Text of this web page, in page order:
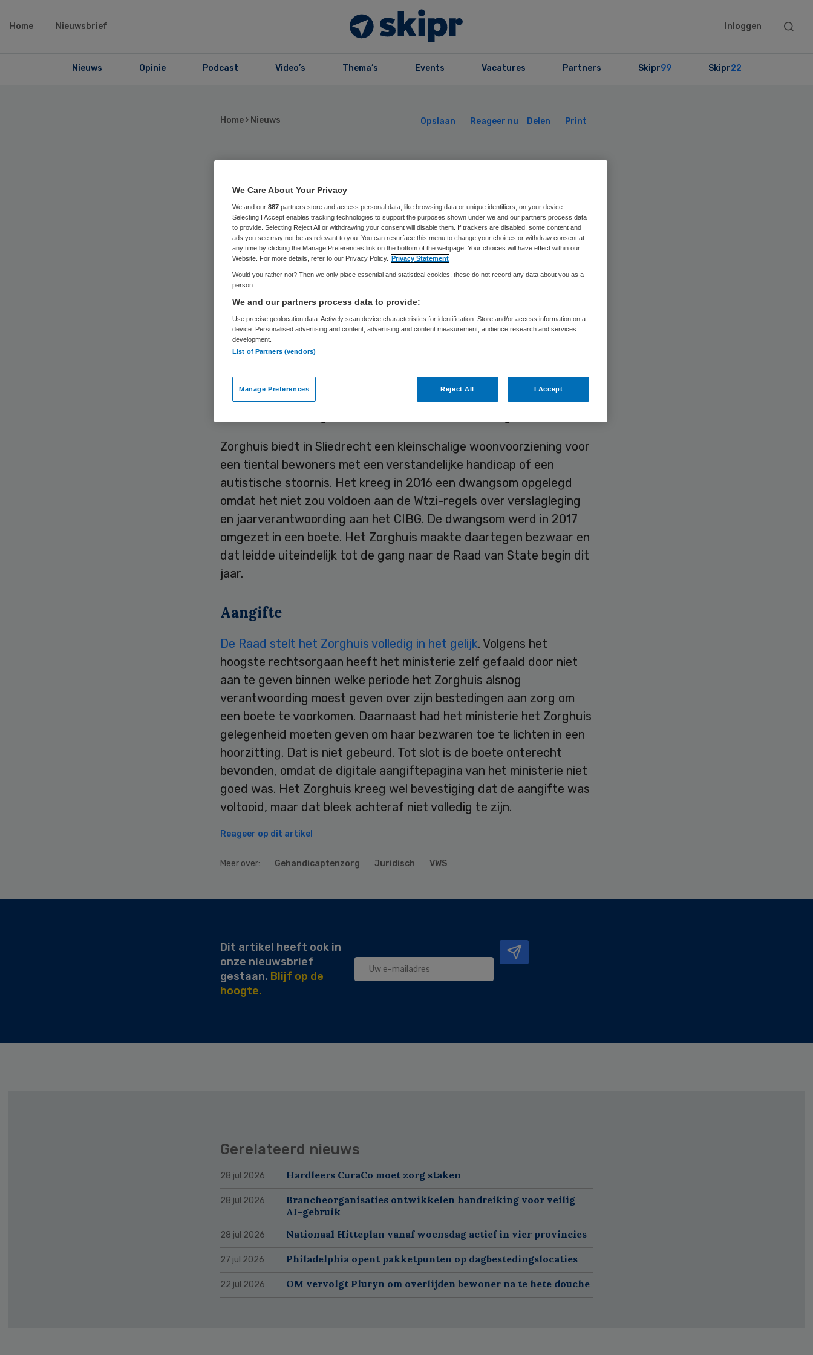
Home Nieuwsbrief Inloggen
Search
Nieuws Opinie Podcast Video’s Thema’s Events Vacatures Partners Skipr99 Skipr22
Home › Nieuws Opslaan Reageer nu Delen Print
Raad van State
schrapt boete voor
Zorghuis
Skipr Redactie 27 september 2018
boete van vijfduizend euro niet te betalen. Dat heeft de Raad van
State op 26 september bepaald in de zaak tussen Zorghuis
Zorghuis biedt in Sliedrecht een kleinschalige woonvoorziening voor
een tiental bewoners met een verstandelijke handicap of een
autistische stoornis. Het kreeg in 2016 een dwangsom opgelegd
omdat het niet zou voldoen aan de Wtzi-regels over verslagleging
en jaarverantwoording aan het CIBG. De dwangsom werd in 2017
omgezet in een boete. Het Zorghuis maakte daartegen bezwaar en
dat leidde uiteindelijk tot de gang naar de Raad van State begin dit
jaar.
Aangifte
De Raad stelt het Zorghuis volledig in het gelijk. Volgens het
hoogste rechtsorgaan heeft het ministerie zelf gefaald door niet
aan te geven binnen welke periode het Zorghuis alsnog
verantwoording moest geven over zijn bestedingen aan zorg om
een boete te voorkomen. Daarnaast had het ministerie het Zorghuis
gelegenheid moeten geven om haar bezwaren toe te lichten in een
hoorzitting. Dat is niet gebeurd. Tot slot is de boete onterecht
bevonden, omdat de digitale aangiftepagina van het ministerie niet
goed was. Het Zorghuis kreeg wel bevestiging dat de aangifte was
voltooid, maar dat bleek achteraf niet volledig te zijn.
Reageer op dit artikel
Meer over: Gehandicaptenzorg Juridisch VWS
Dit artikel heeft ook in
onze nieuwsbrief
gestaan. Blijf op de
hoogte.
Gerelateerd nieuws
28 jul 2026 Hardleers CuraCo moet zorg staken
28 jul 2026
Brancheorganisaties ontwikkelen handreiking voor veilig
AI-gebruik
28 jul 2026 Nationaal Hitteplan vanaf woensdag actief in vier provincies
27 jul 2026 Philadelphia opent pakketpunten op dagbestedingslocaties
22 jul 2026 OM vervolgt Pluryn om overlijden bewoner na te hete douche
We Care About Your Privacy
We and our 887 partners store and access personal data, like browsing data or unique identifiers, on your device.
Selecting I Accept enables tracking technologies to support the purposes shown under we and our partners process data
to provide. Selecting Reject All or withdrawing your consent will disable them. If trackers are disabled, some content and
ads you see may not be as relevant to you. You can resurface this menu to change your choices or withdraw consent at
any time by clicking the Manage Preferences link on the bottom of the webpage. Your choices will have effect within our
Website. For more details, refer to our Privacy Policy. Privacy Statement
Would you rather not? Then we only place essential and statistical cookies, these do not record any data about you as a
person
We and our partners process data to provide:
Use precise geolocation data. Actively scan device characteristics for identification. Store and/or access information on a
device. Personalised advertising and content, advertising and content measurement, audience research and services
development.
List of Partners (vendors)
Manage Preferences Reject All I Accept